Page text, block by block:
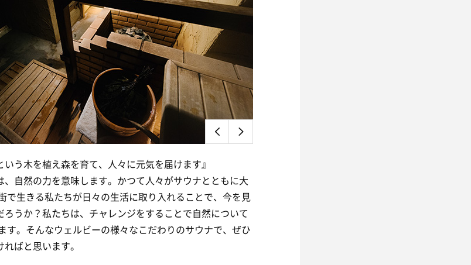
いう木を植え森を育て、人々に元気を届けます』
自然の力を意味します。かつて人々がサウナとともに大
で生きる私たちが日々の生活に取り入れることで、今を見
うか？私たちは、チャレンジをすることで自然について
す。そんなウェルビーの様々なこだわりのサウナで、ぜひ
ばと思います。